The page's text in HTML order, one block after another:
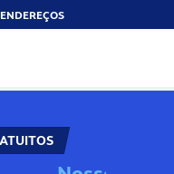
ENDEREÇOS